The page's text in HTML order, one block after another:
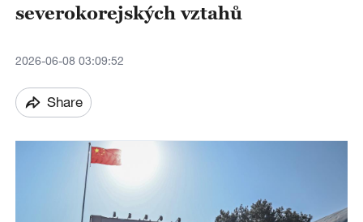
severokorejských vztahů
2026-06-08 03:09:52
Share